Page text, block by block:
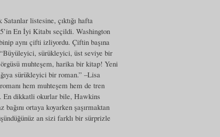
listesine, çıktığı hafta
En İyi Kitabı seçildi. Washington
aynı çifti izliyordu. Çiftin başına
sürükleyici, üst seviye bir
muhteşem, harika bir kitap! Yeni
sürükleyici bir roman.” –Lisa
hem muhteşem hem de tren
En dikkatli okurlar bile, Hawkins
bağını ortaya koyarken şaşırmaktan
an sizi farklı bir sürprizle